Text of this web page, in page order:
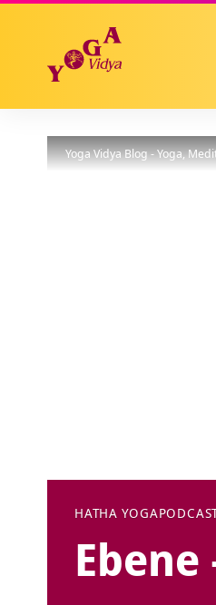
Yoga Vidya Blog - Yoga,
HATHA YOGA